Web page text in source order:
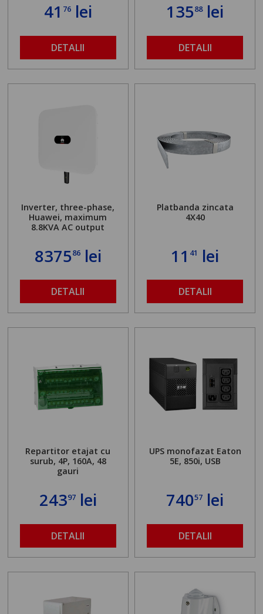
41 76lei
DETALII
13588lei
DETALII
Inverter, three-phase,
Huawei, maximum
8.8KVA AC output
837586lei
DETALII
Platbanda zincata
4X40
11 41 lei
DETALII
Repartitor etajat cu
surub, 4P, 160A, 48
gauri
24397lei
DETALII
UPS monofazat Eaton
5E, 850i, USB
74057 lei
DETALII